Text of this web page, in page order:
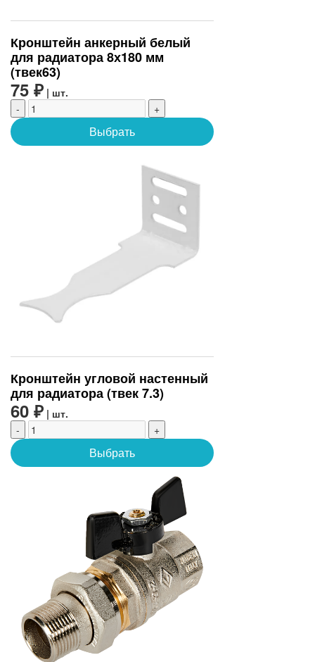
Кронштейн анкерный белый
для радиатора 8х180 мм
(твек63)
75 ₽ | шт.
-
+
Выбрать
Кронштейн угловой настенный
для радиатора (твек 7.3)
60 ₽ | шт.
-
+
Выбрать